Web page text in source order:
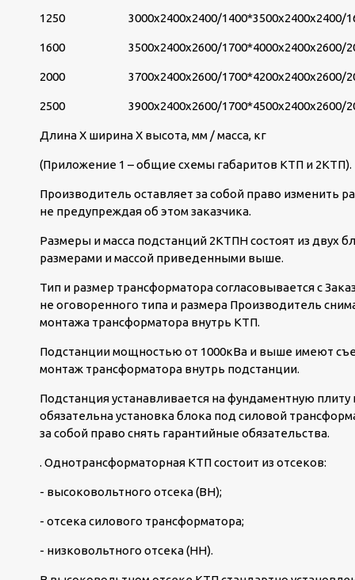
1250 3000х2400х2400/1400*3500х2400х2400/
1600 3500х2400х2600/1700*4000х2400х2600/
2000 3700х2400х2600/1700*4200х2400х2600/
2500 3900х2400х2600/1700*4500х2400х2600/
Длина Х ширина Х высота, мм / масса, кг
(Приложение 1 – общие схемы габаритов КТП и 2КТП).
Производитель оставляет за собой право изменить
не предупреждая об этом заказчика.
Размеры и масса подстанций 2КТПН состоят из двух
размерами и массой приведенными выше.
Тип и размер трансформатора согласовывается с
не оговоренного типа и размера Производитель
монтажа трансформатора внутрь КТП.
Подстанции мощностью от 1000кВа и выше имеют
монтаж трансформатора внутрь подстанции.
Подстанция устанавливается на фундаментную
обязательна установка блока под силовой
за собой право снять гарантийные обязательства.
. Однотрансформаторная КТП состоит из отсеков:
- высоковольтного отсека (ВН);
- отсека силового трансформатора;
- низковольтного отсека (НН).